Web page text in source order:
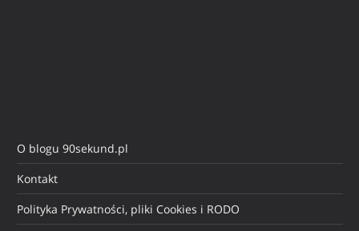
O blogu 90sekund.pl
Kontakt
Polityka Prywatności, pliki Cookies i RODO